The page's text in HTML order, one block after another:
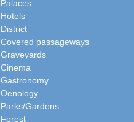
Palaces
Hotels
District
Covered passageways
Graveyards
Cinema
Gastronomy
Oenology
Parks/Gardens
Forest